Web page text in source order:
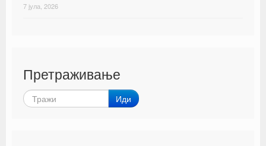
7 јула, 2026
Претраживање
Иди